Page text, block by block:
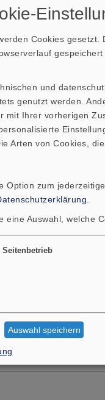
Cookies gesetzt.
gespeichert
und
genutzt werden.
mit Ihrer vorherigen
Arten von Cookies,
Option zum
eine Auswahl, welche
Auswahl speichern